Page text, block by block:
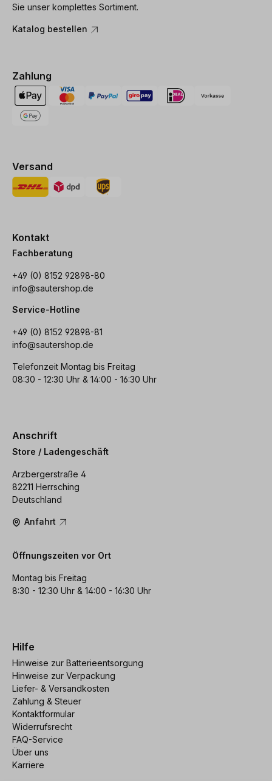
Sie unser komplettes Sortiment.
Katalog bestellen
Zahlung
Versand
Kontakt
Fachberatung
+49 (0) 8152 92898-80
info@sautershop.de
Service-Hotline
+49 (0) 8152 92898-81
info@sautershop.de
Telefonzeit Montag bis Freitag
08:30 - 12:30 Uhr & 14:00 - 16:30 Uhr
Anschrift
Store / Ladengeschäft
Arzbergerstraße 4
82211 Herrsching
Deutschland
Anfahrt
Öffnungszeiten vor Ort
Montag bis Freitag
8:30 - 12:30 Uhr & 14:00 - 16:30 Uhr
Hilfe
Hinweise zur Batterieentsorgung
Hinweise zur Verpackung
Liefer- & Versandkosten
Zahlung & Steuer
Kontaktformular
Widerrufsrecht
FAQ-Service
Über uns
Karriere